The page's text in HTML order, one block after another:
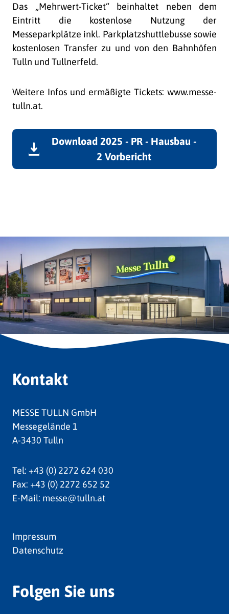
Das „Mehrwert-Ticket“ beinhaltet neben dem
Eintritt die kostenlose Nutzung der
Messeparkplätze inkl. Parkplatzshuttlebusse sowie
kostenlosen Transfer zu und von den Bahnhöfen
Tulln und Tullnerfeld.
Weitere Infos und ermäßigte Tickets: www.messe-
tulln.at.
Download 2025 - PR - Hausbau -
2 Vorbericht
Kontakt
MESSE TULLN GmbH
Messegelände 1
A-3430 Tulln
Tel: +43 (0) 2272 624 030
Fax: +43 (0) 2272 652 52
E-Mail: messe@tulln.at
Impressum
Datenschutz
Folgen Sie uns